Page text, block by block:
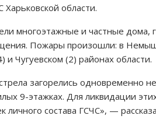
области.
многоэтажные и частные дома,
Пожары произошли: в
и Чугуевском (2) районах области.
загорелись одновременно
9-этажках. Для ликвидации
состава ГСЧС», —